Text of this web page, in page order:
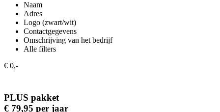
Naam
Adres
Logo (zwart/wit)
Contactgegevens
Omschrijving van het bedrijf
Alle filters
€ 0,-
PLUS pakket
€ 79,95 per jaar